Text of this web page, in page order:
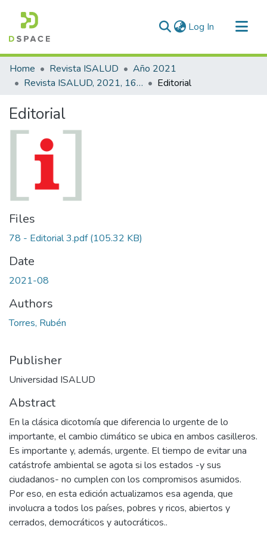
Log In (current)
Communities & Collections
All of DSpace
Home Revista ISALUD
Año 2021
Revista ISALUD, 2021, 16(78)
Editorial
Editorial
Files
78 - Editorial 3.pdf(105.32 KB)
Date
2021-08
Authors
Torres, Rubén
Publisher
Universidad ISALUD
Abstract
En la clásica dicotomía que diferencia lo urgente de lo
importante, el cambio climático se ubica en ambos casilleros.
Es importante y, además, urgente. El tiempo de evitar una
catástrofe ambiental se agota si los estados -y sus
ciudadanos- no cumplen con los compromisos asumidos.
Por eso, en esta edición actualizamos esa agenda, que
involucra a todos los países, pobres y ricos, abiertos y
cerrados, democráticos y autocráticos..